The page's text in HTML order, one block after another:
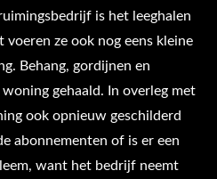
is het leeghalen
voeren ze ook nog eens kleine
Behang, gordijnen en
gehaald. In overleg met
ook opnieuw geschilderd
abonnementen of is er een
want het bedrijf neemt